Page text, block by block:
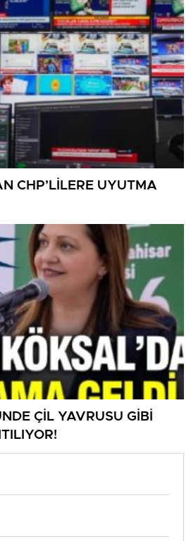
CHP’LİLERE UYUTMA
ÇİL YAVRUSU GİBİ